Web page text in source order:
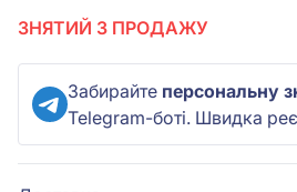
ЗНЯТИЙ З ПРОДАЖУ
Забирайте персональну
Telegram-боті. Швидка